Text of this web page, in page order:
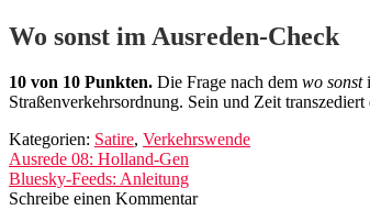
Wo sonst im Ausreden-Check
10 von 10 Punkten. Die Frage nach dem wo sonst
Straßenverkehrsordnung. Sein und Zeit
Kategorien: Satire, Verkehrswende
Beitragsnavigation
Vorheriger
Beitrag:
Ausrede 08: Holland-Gen
Nächster
Beitrag:
Bluesky-Feeds: Anleitung
Schreibe einen Kommentar